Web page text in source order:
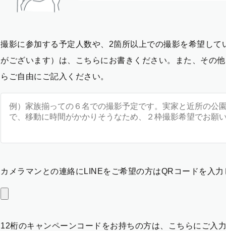
撮影に参加する予定人数や、2箇所以上での撮影を希望し
がございます）は、こちらにお書きください。また、その
らご自由にご記入ください。
カメラマンとの連絡にLINEをご希望の方はQRコードを入力
12桁のキャンペーンコードをお持ちの方は、こちらにご入力